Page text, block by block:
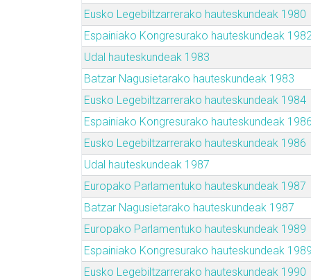
Eusko Legebiltzarrerako hauteskundeak 1980
Espainiako Kongresurako hauteskundeak 1982
Udal hauteskundeak 1983
Batzar Nagusietarako hauteskundeak 1983
Eusko Legebiltzarrerako hauteskundeak 1984
Espainiako Kongresurako hauteskundeak 1986
Eusko Legebiltzarrerako hauteskundeak 1986
Udal hauteskundeak 1987
Europako Parlamentuko hauteskundeak 1987
Batzar Nagusietarako hauteskundeak 1987
Europako Parlamentuko hauteskundeak 1989
Espainiako Kongresurako hauteskundeak 1989
Eusko Legebiltzarrerako hauteskundeak 1990